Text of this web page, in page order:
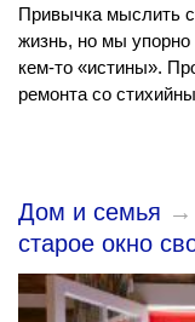
Привычка мыслить
жизнь, но мы
кем-то «истины».
ремонта со
Дом и семья →
старое окно